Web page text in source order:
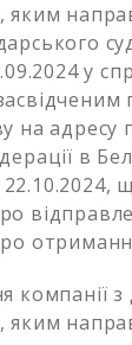
яким
у
на адресу
в
компанії
яким